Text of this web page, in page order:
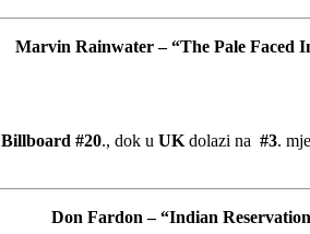
Marvin Rainwater –“The Pale Faced
Billboard #20., dok u UK dolazi na #3.
Don Fardon – “Indian